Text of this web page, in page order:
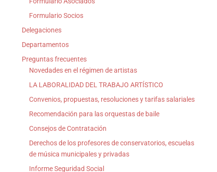
Formulario Socios
Delegaciones
Departamentos
Preguntas frecuentes
Novedades en el régimen de artistas
LA LABORALIDAD DEL TRABAJO ARTÍSTICO
Convenios, propuestas, resoluciones y tarifas salariales
Recomendación para las orquestas de baile
Consejos de Contratación
Derechos de los profesores de conservatorios, escuelas
de música municipales y privadas
Informe Seguridad Social